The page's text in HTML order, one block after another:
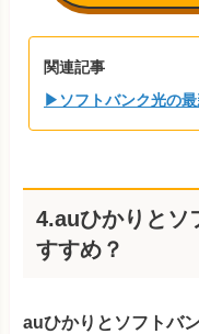
関連記事
▶ソフトバンク光の
4.auひかりとソ
すすめ？
auひかりとソフトバ